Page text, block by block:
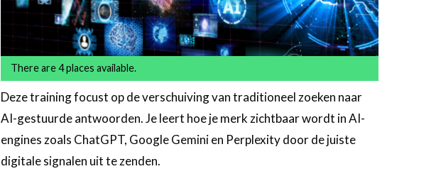
There are 4 places available.
Deze training focust op de verschuiving van traditioneel zoeken naar
AI-gestuurde antwoorden. Je leert hoe je merk zichtbaar wordt in AI-
engines zoals ChatGPT, Google Gemini en Perplexity door de juiste
digitale signalen uit te zenden.